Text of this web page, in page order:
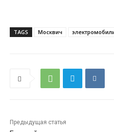
TAGS Москвич
Предыдущая статья